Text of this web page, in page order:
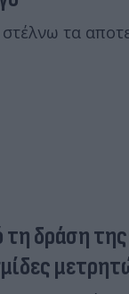
τα
δράση